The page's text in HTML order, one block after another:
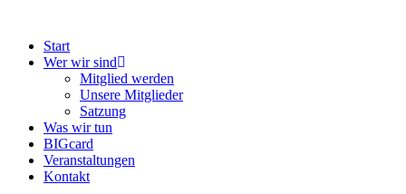
springenStart
Wer wir sind
Mitglied werden
Unsere Mitglieder
Satzung
Was wir tun
BIGcard
Veranstaltungen
Kontakt